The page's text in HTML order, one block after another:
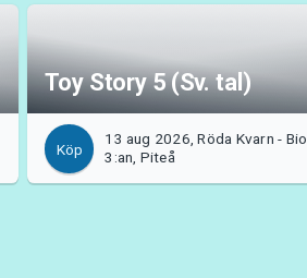
Toy Story 5 (Sv. tal)
Köp
13 aug 2026, Röda Kvarn - Bio
3:an, Piteå